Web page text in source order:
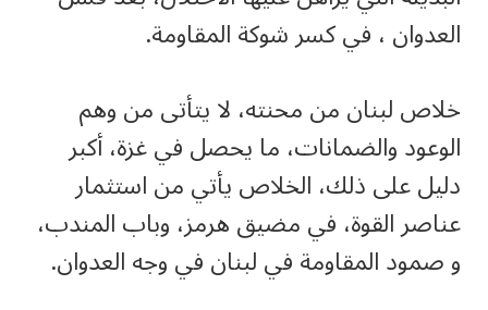
العدوان ، في كسر شوكة المقاومة.
خلاص لبنان من محنته، لا يتأتى من وهم
الوعود والضمانات، ما يحصل في غزة، أكبر
دليل على ذلك، الخلاص يأتي من استثمار
عناصر القوة، في مضيق هرمز، وباب المندب،
و صمود المقاومة في لبنان في وجه العدوان.